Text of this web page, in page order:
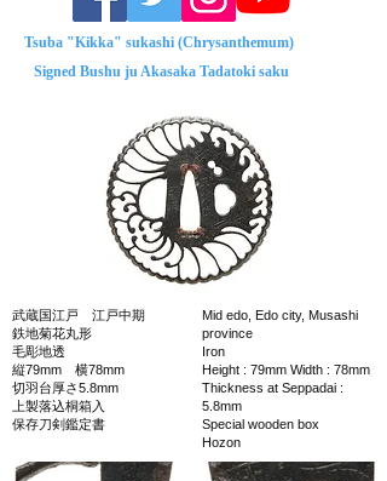
Tsuba "Kikka" sukashi (Chrysanthemum)
Signed Bushu ju Akasaka Tadatoki saku
武蔵国江戸 江戸中期
鉄地菊花丸形
毛彫地透
縦79mm 横78mm
切羽台厚さ5.8mm
上製落込桐箱入
保存刀剣鑑定書
Mid edo, Edo city, Musashi
province
Iron
Height : 79mm Width : 78mm
Thickness at Seppadai :
5.8mm
Special wooden box
Hozon